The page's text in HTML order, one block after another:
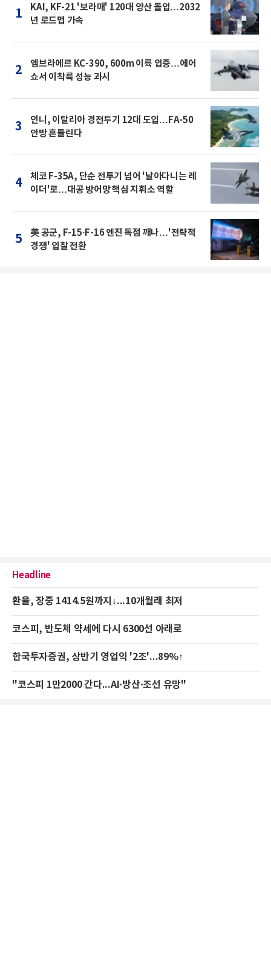
1
KAI, KF-21 '보라매' 120대 양산 돌입…2032
년 로드맵 가속
2
엠브라에르 KC-390, 600m 이륙 입증…에어
쇼서 이착륙 성능 과시
3
인니, 이탈리아 경전투기 12대 도입…FA-50
안방 흔들린다
4
체코 F-35A, 단순 전투기 넘어 '날아다니는 레
이더'로…대공 방어망 핵심 지휘소 역할
5
美 공군, F-15·F-16 엔진 독점 깨나…'전략적
경쟁' 입찰 전환
Headline
환율, 장중 1414.5원까지↓...10개월래 최저
코스피, 반도체 약세에 다시 6300선 아래로
한국투자증권, 상반기 영업익 '2조'...89%↑
"코스피 1만2000 간다...AI·방산·조선 유망"